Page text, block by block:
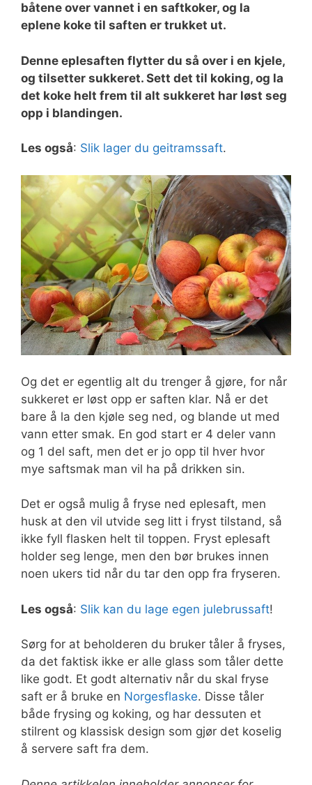
båtene over vannet i en saftkoker, og la
eplene koke til saften er trukket ut.
Denne eplesaften flytter du så over i en kjele,
og tilsetter sukkeret. Sett det til koking, og la
det koke helt frem til alt sukkeret har løst seg
opp i blandingen.
Les også: Slik lager du geitramssaft.
Og det er egentlig alt du trenger å gjøre, for når
sukkeret er løst opp er saften klar. Nå er det
bare å la den kjøle seg ned, og blande ut med
vann etter smak. En god start er 4 deler vann
og 1 del saft, men det er jo opp til hver hvor
mye saftsmak man vil ha på drikken sin.
Det er også mulig å fryse ned eplesaft, men
husk at den vil utvide seg litt i fryst tilstand, så
ikke fyll flasken helt til toppen. Fryst eplesaft
holder seg lenge, men den bør brukes innen
noen ukers tid når du tar den opp fra fryseren.
Les også: Slik kan du lage egen julebrussaft!
Sørg for at beholderen du bruker tåler å fryses,
da det faktisk ikke er alle glass som tåler dette
like godt. Et godt alternativ når du skal fryse
saft er å bruke en Norgesflaske. Disse tåler
både frysing og koking, og har dessuten et
stilrent og klassisk design som gjør det koselig
å servere saft fra dem.